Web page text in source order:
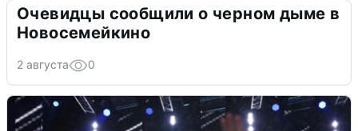
Очевидцы сообщили о черном дыме в
Новосемейкино
2 августа 0